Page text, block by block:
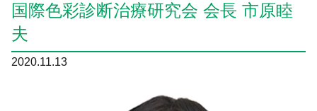
料金プラン
対応疾患一覧
国際色彩診断治療研究会 会長 市原睦
夫
2020.11.13